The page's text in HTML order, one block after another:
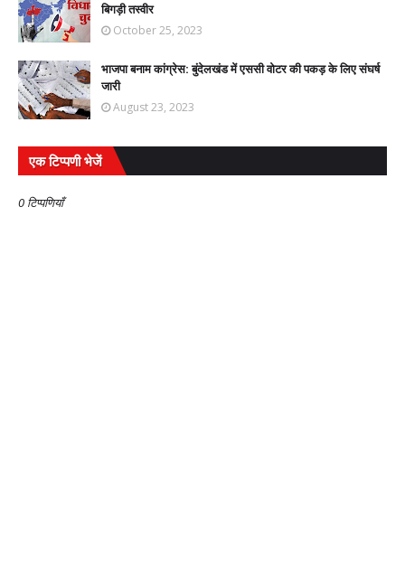
बिगड़ी तस्वीर
October 25, 2023
भाजपा बनाम कांग्रेस: बुंदेलखंड में एससी वोटर की पकड़ के लिए संघर्ष
जारी
August 23, 2023
एक टिप्पणी भेजें
0 टिप्पणियाँ